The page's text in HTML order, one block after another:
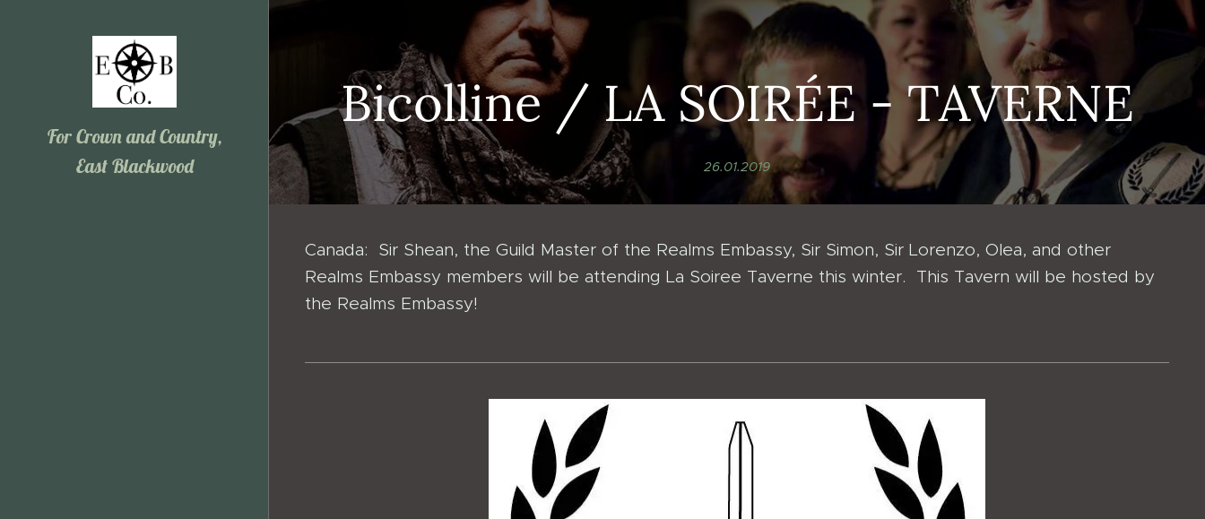
For Crown and Country,
East Blackwood
Bicolline / LA SOIRÉE - TAVERNE
26.01.2019
Canada: Sir Shean, the Guild Master of the Realms Embassy, Sir Simon, Sir Lorenzo, Olea, and other
Realms Embassy members will be attending La Soiree Taverne this winter. This Tavern will be hosted by
the Realms Embassy!